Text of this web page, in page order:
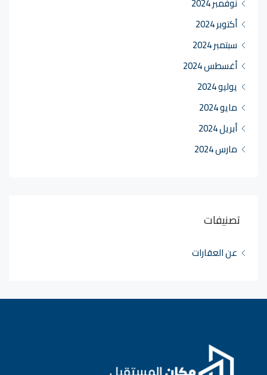
أكتوبر 2024
سبتمبر 2024
أغسطس 2024
يوليو 2024
مايو 2024
أبريل 2024
مارس 2024
تصنيفات
عن العقارات